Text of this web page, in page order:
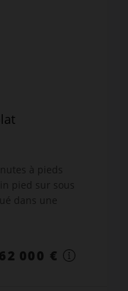
prix / m²à pieds
pied sur sous
dans une
000 €